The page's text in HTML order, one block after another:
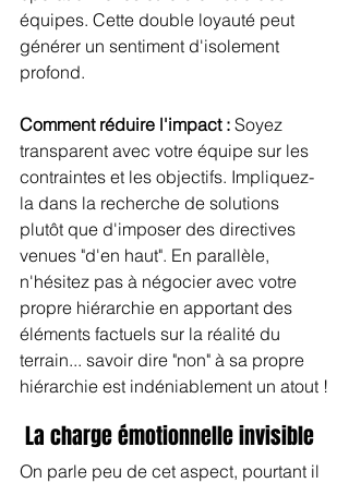
équipes. Cette double loyauté peut
générer un sentiment d'isolement
profond.
Comment réduire l'impact : Soyez
transparent avec votre équipe sur les
contraintes et les objectifs. Impliquez-
la dans la recherche de solutions
plutôt que d'imposer des directives
venues "d'en haut". En parallèle,
n'hésitez pas à négocier avec votre
propre hiérarchie en apportant des
éléments factuels sur la réalité du
terrain... savoir dire "non" à sa propre
hiérarchie est indéniablement un atout !
La charge émotionnelle invisible
On parle peu de cet aspect, pourtant il